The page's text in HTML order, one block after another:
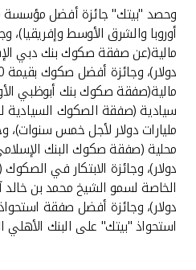
وحصد "بيتك" جائزة أفضل مؤسسة
أوروبا والشرق الأوسط
مالية(صفقة صكوك بنك أبوظبي
مليارات دولار لأجل خمس
دولار)، وجائزة الابتكار في
دولار)، وجائزة أفضل صفقة
استحواذ "بيتك" على البنك الأهلي